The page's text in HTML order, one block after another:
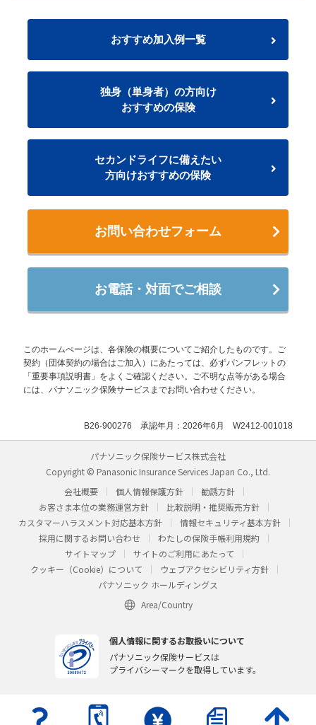
おすすめ加入例一覧
独身（単身者）の方向け
おすすめの保険
セカンドライフに備えたい
方向けおすすめの保険
お問い合わせフォーム
お電話・対面でご相談
このホームぺージは、各保険の概要についてご紹介したものです。ご
契約（団体契約の場合はご加入）にあたっては、必ずパンフレットの
「重要事項説明書」をよくご確認ください。ご不明な点等がある場合
には、パナソニック保険サービスまでお問い合わせください。
B26-900276 承認年月：2026年6月 W2412-001018
パナソニック保険サービス株式会社
Copyright © Panasonic Insurance Services Japan Co., Ltd.
会社概要
個人情報保護方針
勧誘方針
お客さま本位の業務運営方針
比較説明・推奨販売方針
カスタマーハラスメント対応基本方針
情報セキュリティ基本方針
採用に関するお問い合わせ
わたしの保険手帳利用規約
サイトマップ
サイトのご利用にあたって
クッキー（Cookie）について
ウェブアクセシビリティ方針
パナソニック ホールディングス
Area/Country
個人情報に関するお取扱いについて
パナソニック保険サービスは
プライバシーマークを取得しています。